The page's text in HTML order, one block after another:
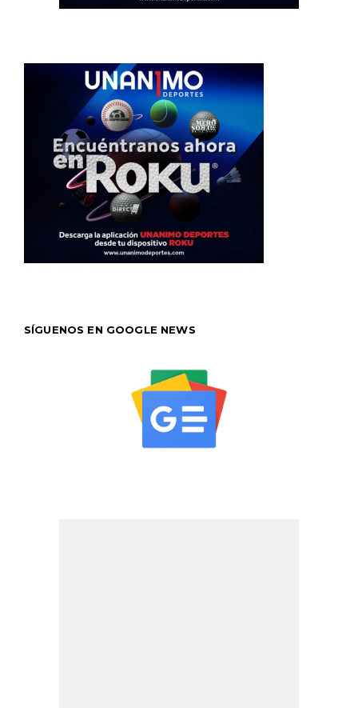
SÍGUENOS EN GOOGLE NEWS